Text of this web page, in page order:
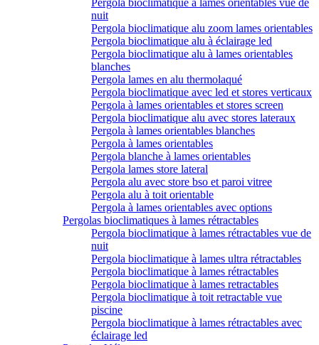
Pergola bioclimatique à lames orientables vue de
nuit
Pergola bioclimatique alu zoom lames orientables
Pergola bioclimatique alu à éclairage led
Pergola bioclimatique alu à lames orientables
blanches
Pergola lames en alu thermolaqué
Pergola bioclimatique avec led et stores verticaux
Pergola à lames orientables et stores screen
Pergola bioclimatique alu avec stores lateraux
Pergola à lames orientables blanches
Pergola à lames orientables
Pergola blanche à lames orientables
Pergola lames store lateral
Pergola alu avec store bso et paroi vitree
Pergola alu à toit orientable
Pergola à lames orientables avec options
Pergolas bioclimatiques à lames rétractables
Pergola bioclimatique à lames rétractables vue de
nuit
Pergola bioclimatique à lames ultra rétractables
Pergola bioclimatique à lames rétractables
Pergola bioclimatique à lames retractables
Pergola bioclimatique à toit retractable vue
piscine
Pergola bioclimatique à lames rétractables avec
éclairage led